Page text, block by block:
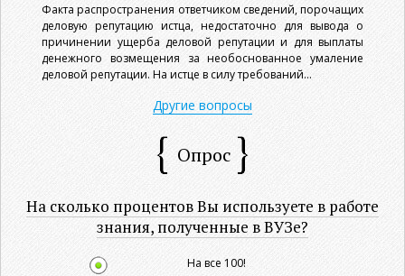
Факта распространения ответчиком сведений, порочащих
деловую репутацию истца, недостаточно для вывода о
причинении ущерба деловой репутации и для выплаты
денежного возмещения за необоснованное умаление
деловой репутации. На истце в силу требований...
Другие вопросы
Опрос
На сколько процентов Вы используете в работе
знания, полученные в ВУЗе?
На все 100!